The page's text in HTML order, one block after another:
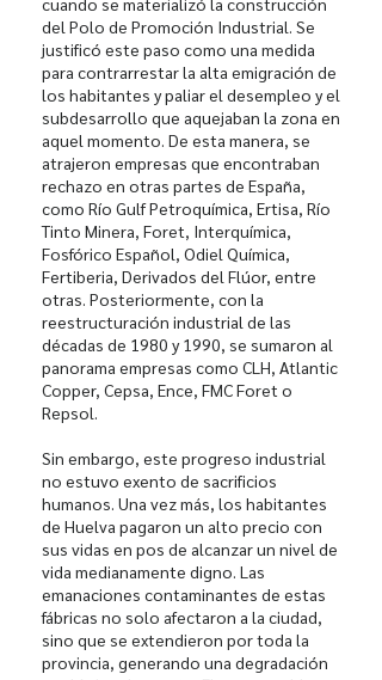
del Polo de Promoción Industrial. Se
justificó este paso como una medida
para contrarrestar la alta emigración de
los habitantes y paliar el desempleo y el
subdesarrollo que aquejaban la zona en
aquel momento. De esta manera, se
atrajeron empresas que encontraban
rechazo en otras partes de España,
como Río Gulf Petroquímica, Ertisa, Río
Tinto Minera, Foret, Interquímica,
Fosfórico Español, Odiel Química,
Fertiberia, Derivados del Flúor, entre
otras. Posteriormente, con la
reestructuración industrial de las
décadas de 1980 y 1990, se sumaron al
panorama empresas como CLH, Atlantic
Copper, Cepsa, Ence, FMC Foret o
Repsol.
Sin embargo, este progreso industrial
no estuvo exento de sacrificios
humanos. Una vez más, los habitantes
de Huelva pagaron un alto precio con
sus vidas en pos de alcanzar un nivel de
vida medianamente digno. Las
emanaciones contaminantes de estas
fábricas no solo afectaron a la ciudad,
sino que se extendieron por toda la
provincia, generando una degradación